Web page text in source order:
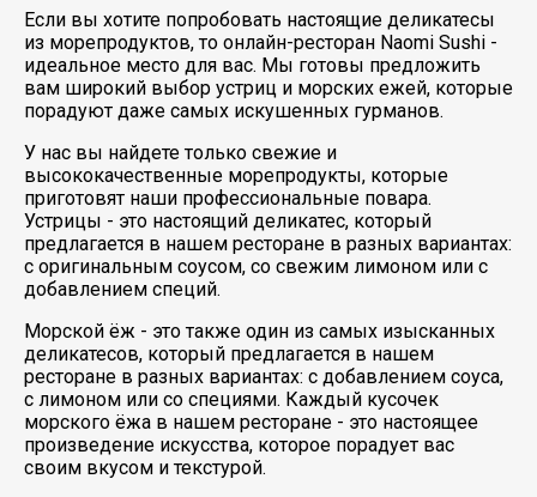
Если вы хотите попробовать настоящие деликатесы
из морепродуктов, то онлайн-ресторан Naomi Sushi -
идеальное место для вас. Мы готовы предложить
вам широкий выбор устриц и морских ежей, которые
порадуют даже самых искушенных гурманов.
У нас вы найдете только свежие и
высококачественные морепродукты, которые
приготовят наши профессиональные повара.
Устрицы - это настоящий деликатес, который
предлагается в нашем ресторане в разных вариантах:
с оригинальным соусом, со свежим лимоном или с
добавлением специй.
Морской ёж - это также один из самых изысканных
деликатесов, который предлагается в нашем
ресторане в разных вариантах: с добавлением соуса,
с лимоном или со специями. Каждый кусочек
морского ёжа в нашем ресторане - это настоящее
произведение искусства, которое порадует вас
своим вкусом и текстурой.